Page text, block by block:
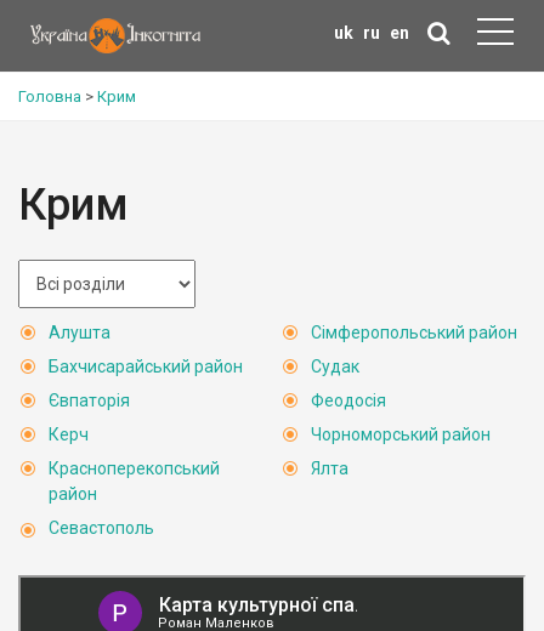
uk ru en
Головна > Крим
Крим
Алушта
Бахчисарайський район
Євпаторія
Керч
Красноперекопський
район
Севастополь
Сімферопольський район
Судак
Феодосія
Чорноморський район
Ялта